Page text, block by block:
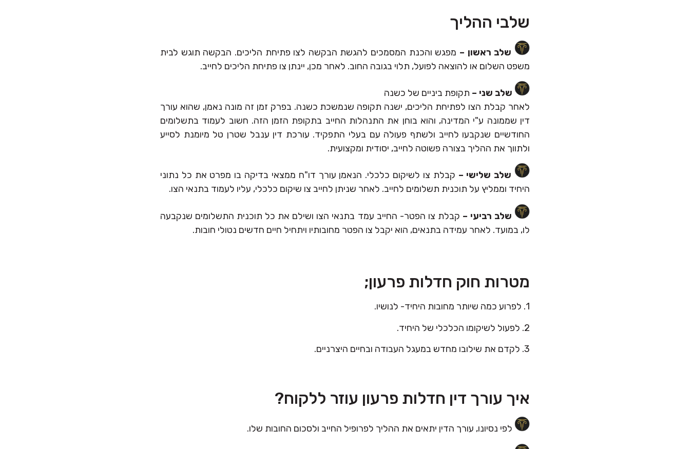
שלבי ההליך
שלב ראשון – מפגש והכנת המסמכים להגשת הבקשה לצו פתיחת הליכים. הבקשה תוגש לבית
משפט השלום או להוצאה לפועל, תלוי בגובה החוב. לאחר מכן, יינתן צו פתיחת הליכים לחייב.
שלב שני – תקופת ביניים של כשנה
לאחר קבלת הצו לפתיחת הליכים, ישנה תקופה שנמשכת כשנה. בפרק זמן זה מונה נאמן, שהוא עורך
דין שממונה ע"י המדינה, והוא בוחן את התנהלות החייב בתקופת הזמן הזה. חשוב לעמוד בתשלומים
החודשיים שנקבעו לחייב ולשתף פעולה עם בעלי התפקיד. עורכת דין ענבל שטרן טל מיומנת לסייע
ולתווך את ההליך בצורה פשוטה לחייב, יסודית ומקצועית.
שלב שלישי – קבלת צו לשיקום כלכלי. הנאמן עורך דו"ח ממצאי בדיקה בו מפרט את כל נתוני
היחיד וממליץ על תוכנית תשלומים לחייב. לאחר שניתן לחייב צו שיקום כלכלי, עליו לעמוד בתנאי הצו.
שלב רביעי – קבלת צו הפטר- החייב עמד בתנאי הצו ושילם את כל תוכנית התשלומים שנקבעה
לו, במועד. לאחר עמידה בתנאים, הוא יקבל צו הפטר מחובותיו ויתחיל חיים חדשים נטולי חובות.
מטרות חוק חדלות פרעון;
1. לפרוע כמה שיותר מחובות היחיד- לנושיו.
2. לפעול לשיקומו הכלכלי של היחיד.
3. לקדם את שילובו מחדש במעגל העבודה ובחיים היצרניים.
איך עורך דין חדלות פרעון עוזר ללקוח?
לפי נסיונו, עורך הדין יתאים את ההליך לפרופיל החייב ולסכום החובות שלו.